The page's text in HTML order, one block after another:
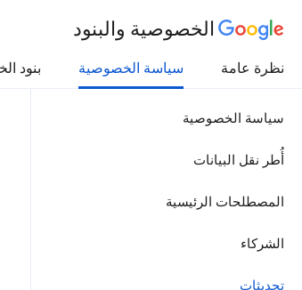
الخصوصية والبنود
نظرة عامة سياسة الخصوصية بنود
سياسة الخصوصية
أُطر نقل البيانات
المصطلحات الرئيسية
الشركاء
تحديثات